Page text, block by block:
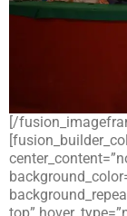
[/
top”